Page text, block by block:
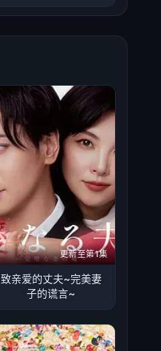
更新至第1集
致亲爱的丈夫~完美妻
子的谎言~